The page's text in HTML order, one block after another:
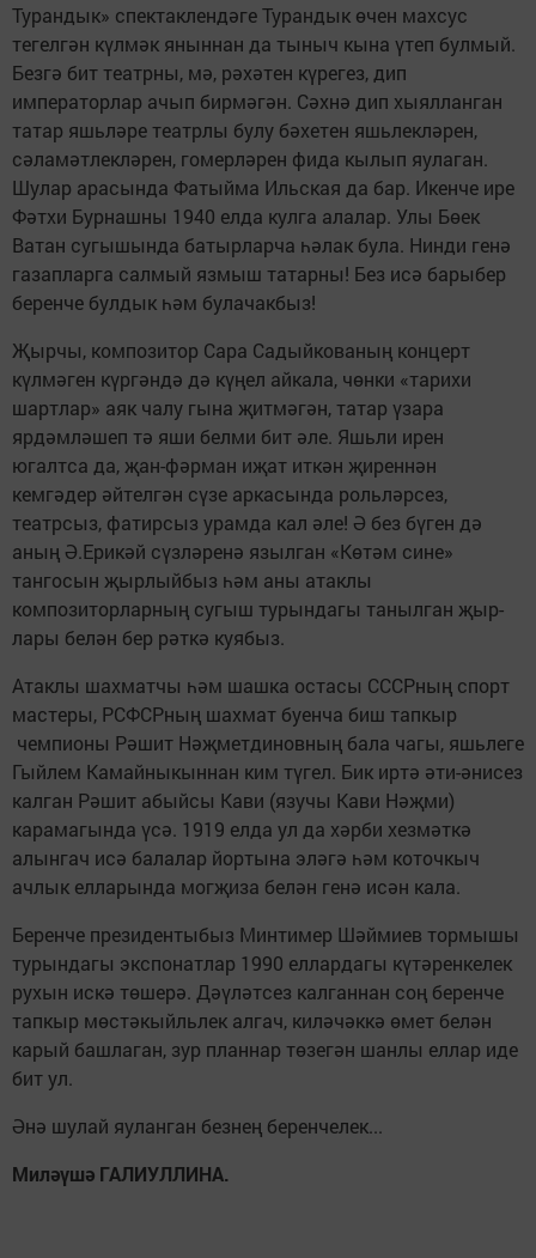
Турандык» спектаклендәге Турандык өчен махсус
тегелгән күлмәк яныннан да тыныч кына үтеп булмый.
Безгә бит театрны, мә, рәхәтен күрегез, дип
императорлар ачып бирмәгән. Сәхнә дип хыялланган
татар яшьләре театрлы булу бәхетен яшьлекләрен,
сәламәтлекләрен, гомерләрен фида кылып яулаган.
Шулар арасында Фатыйма Ильская да бар. Икенче ире
Фәтхи Бурнашны 1940 елда кулга алалар. Улы Бөек
Ватан сугышында батырларча һәлак була. Нинди генә
газап­ларга салмый язмыш татарны! Без исә барыбер
беренче булдык һәм булачакбыз!
Җырчы, композитор Сара Садыйкованың концерт
күлмәген күргәндә дә күңел айкала, чөнки «тарихи
шартлар» аяк чалу гына җитмәгән, татар үзара
ярдәмләшеп тә яши белми бит әле. Яшьли ирен
югалтса да, җан-фәрман иҗат иткән җиреннән
кемгәдер әйтелгән сүзе аркасында рольләрсез,
театрсыз, фатирсыз урамда кал әле! Ә без бүген дә
аның Ә.Ерикәй сүзләренә язылган «Көтәм сине»
тангосын җырлыйбыз һәм аны атаклы
композиторларның сугыш турындагы танылган җыр­
лары белән бер рәткә куябыз.
Атаклы шахматчы һәм шашка остасы СССРның спорт
мастеры, РСФСРның шахмат буенча биш тапкыр
чемпионы Рәшит Нәҗметдиновның бала чагы, яшьлеге
Гыйлем Камайныкыннан ким түгел. Бик иртә әти-әнисез
калган Рәшит абыйсы Кави (язучы Кави Нәҗми)
карамагында үсә. 1919 елда ул да хәрби хезмәткә
алынгач исә балалар йортына эләгә һәм коточкыч
ачлык елларында могҗиза белән генә исән кала.
Беренче президентыбыз Минтимер Шәймиев тормышы
турындагы экспонатлар 1990 еллардагы күтәренкелек
рухын искә төшерә. Дәүләтсез калганнан соң беренче
тапкыр мөстәкыйльлек алгач, киләчәккә өмет белән
карый башлаган, зур планнар төзегән шанлы еллар иде
бит ул.
Әнә шулай яуланган безнең беренчелек...
Миләүшә ГАЛИУЛЛИНА.